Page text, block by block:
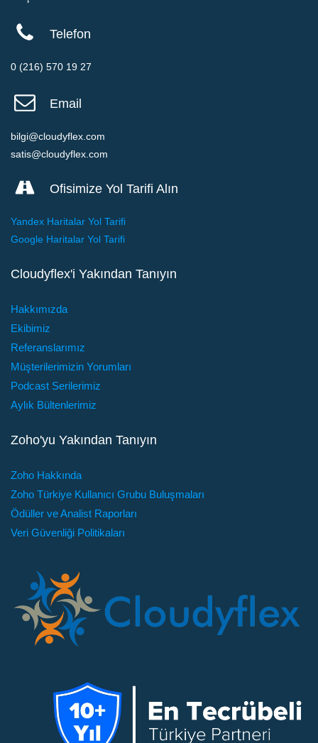
Telefon
0 (216) 570 19 27
Email
bilgi@cloudyflex.com
satis@cloudyflex.com
Ofisimize Yol Tarifi Alın
Yandex Haritalar Yol Tarifi
Google Haritalar Yol Tarifi
Cloudyflex'i Yakından Tanıyın
Hakkımızda
Ekibimiz
Referanslarımız
Müşterilerimizin Yorumları
Podcast Serilerimiz
Aylık Bültenlerimiz
Zoho'yu Yakından Tanıyın
Zoho Hakkında
Zoho Türkiye Kullanıcı Grubu Buluşmaları
Ödüller ve Analist Raporları
Veri Güvenliği Politikaları